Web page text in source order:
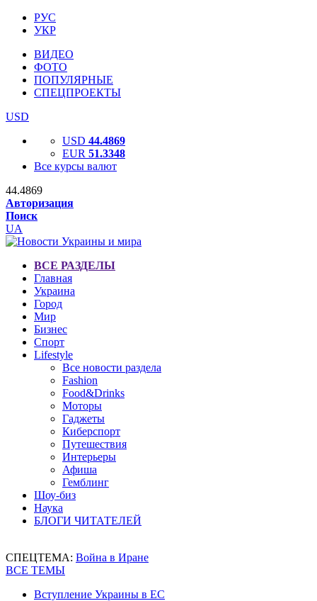
РУС
УКР
ВИДЕО
ФОТО
ПОПУЛЯРНЫЕ
СПЕЦПРОЕКТЫ
USD
USD 44.4869
EUR 51.3348
Все курсы валют
44.4869
Авторизация
Поиск
UA
ВСЕ РАЗДЕЛЫ
Главная
Украина
Город
Мир
Бизнес
Спорт
Lifestyle
Все новости раздела
Fashion
Food&Drinks
Моторы
Гаджеты
Киберспорт
Путешествия
Интерьеры
Афиша
Гемблинг
Шоу-биз
Наука
БЛОГИ ЧИТАТЕЛЕЙ
СПЕЦТЕМА: Война в Иране
ВСЕ ТЕМЫ
Вступление Украины в ЕС